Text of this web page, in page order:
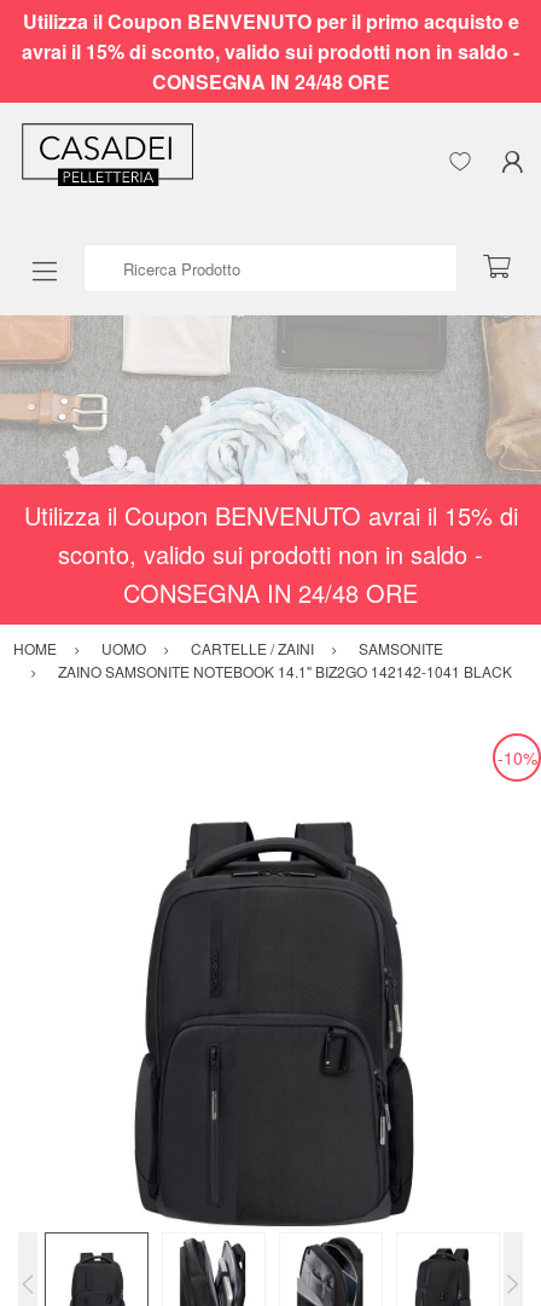
Utilizza il Coupon BENVENUTO per il primo acquisto e
avrai il 15% di sconto, valido sui prodotti non in saldo -
CONSEGNA IN 24/48 ORE
Utilizza il Coupon BENVENUTO avrai il 15% di
sconto, valido sui prodotti non in saldo -
CONSEGNA IN 24/48 ORE
HOME UOMO CARTELLE / ZAINI
SAMSONITE
ZAINO SAMSONITE NOTEBOOK 14.1" BIZ2GO 142142-1041 BLACK
-10%